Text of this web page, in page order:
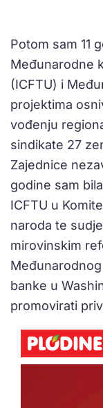
Potom sam 11
Međunarodne
(ICFTU) i
projektima
vođenju
sindikate 27
Zajednice
godine sam
ICFTU u
naroda te
mirovinskim
banke u
promovirati